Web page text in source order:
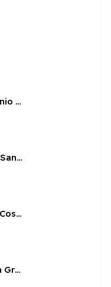
Oratorio di Sant'Antonio da Padova
Statua e iscrizione di San Brizio in San Pietro
Dei santi medici solo Cosma
Controfacciata di San Gregorio - affreschi